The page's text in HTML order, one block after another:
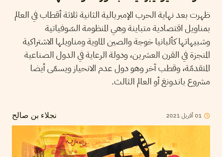
ظهرت بعد نهاية الحرب الإمبريالية الثانية ثلاثة أقطاب في العالم
بمناويل اقتصادية متباينة وهي المنظومة السّوفياتية
وشبيهاتها كألبانيا خوجة والصين الماوية ومناويلها الاشتراكية
المنجزة في القرن العشرين، ودولة الرعاية في الدول الصناعية
المتقدمّة، وقطب آخر وهو دول عدم الانحياز ويسمّى أيضا
مشروع باندونغ أو العالم الثالث.
نجلاء بن صالح 01أفريل2021